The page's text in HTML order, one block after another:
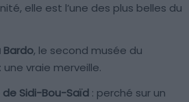
elle est l’une des plus belles du
Bardo, le second musée du
vraie merveille.
de Sidi-Bou-Saïd : perché sur un